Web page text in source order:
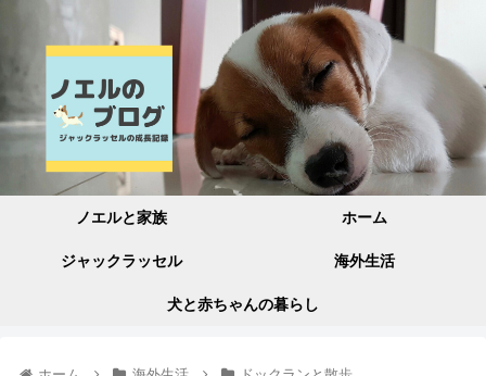
ノエルと家族 ホーム
ジャックラッセル 海外生活
犬と赤ちゃんの暮らし